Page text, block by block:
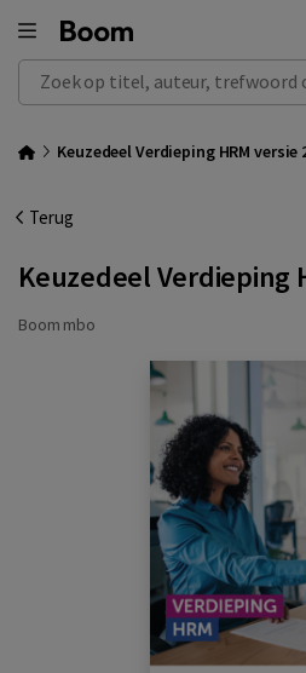
Zoek op titel, auteur, trefwoord of
Keuzedeel Verdieping HRM versie
Terug
Keuzedeel Verdieping
Boom mbo